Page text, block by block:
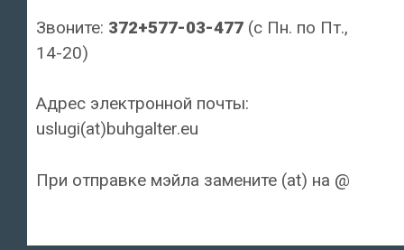
Звоните: 372+577-03-477 (с Пн. по Пт.,
14-20)
Адрес электронной почты:
uslugi(at)buhgalter.eu
При отправке мэйла замените (at) на @